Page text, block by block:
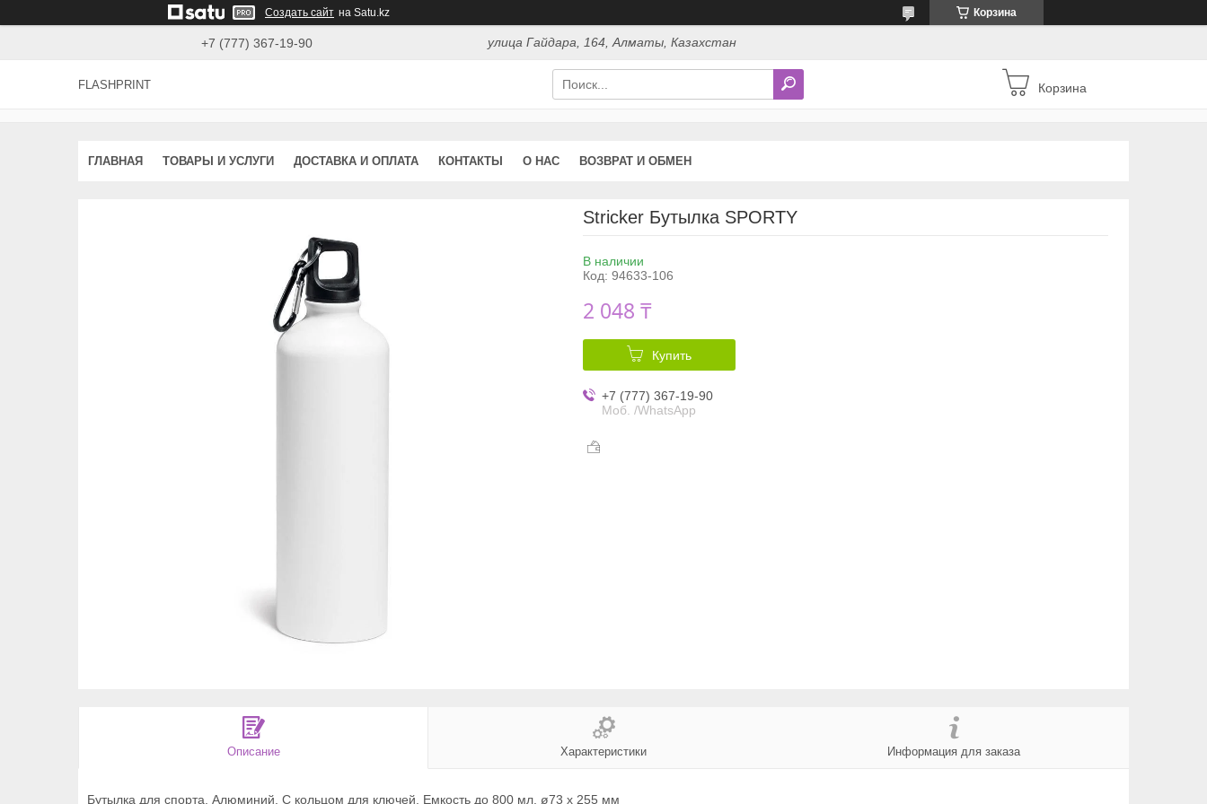
Создать сайт на Satu.kz Корзина
+7 (777) 367-19-90 улица Гайдара, 164, Алматы, Казахстан
FLASHPRINT Корзина
ГЛАВНАЯ ТОВАРЫ И УСЛУГИ ДОСТАВКА И ОПЛАТА КОНТАКТЫ О НАС ВОЗВРАТ И ОБМЕН
Stricker Бутылка SPORTY
В наличии
Код: 94633-106
2 048 ₸
Купить
+7 (777) 367-19-90
Моб. /WhatsApp
Описание Характеристики Информация для заказа
Бутылка для спорта. Алюминий. C кольцом для ключей. Емкость до 800 мл. ø73 x 255 мм